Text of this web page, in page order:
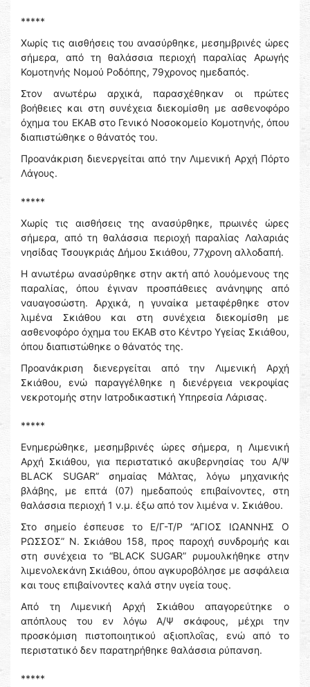
*****
Χωρίς τις αισθήσεις του ανασύρθηκε, μεσημβρινές ώρες
σήμερα, από τη θαλάσσια περιοχή παραλίας Αρωγής
Κομοτηνής Νομού Ροδόπης, 79χρονος ημεδαπός.
Στον ανωτέρω αρχικά, παρασχέθηκαν οι πρώτες
βοήθειες και στη συνέχεια διεκομίσθη με ασθενοφόρο
όχημα του ΕΚΑΒ στο Γενικό Νοσοκομείο Κομοτηνής, όπου
διαπιστώθηκε ο θάνατός του.
Προανάκριση διενεργείται από την Λιμενική Αρχή Πόρτο
Λάγους.
*****
Χωρίς τις αισθήσεις της ανασύρθηκε, πρωινές ώρες
σήμερα, από τη θαλάσσια περιοχή παραλίας Λαλαριάς
νησίδας Τσουγκριάς Δήμου Σκιάθου, 77χρονη αλλοδαπή.
Η ανωτέρω ανασύρθηκε στην ακτή από λουόμενους της
παραλίας, όπου έγιναν προσπάθειες ανάνηψης από
ναυαγοσώστη. Αρχικά, η γυναίκα μεταφέρθηκε στον
λιμένα Σκιάθου και στη συνέχεια διεκομίσθη με
ασθενοφόρο όχημα του ΕΚΑΒ στο Κέντρο Υγείας Σκιάθου,
όπου διαπιστώθηκε ο θάνατός της.
Προανάκριση διενεργείται από την Λιμενική Αρχή
Σκιάθου, ενώ παραγγέλθηκε η διενέργεια νεκροψίας
νεκροτομής στην Ιατροδικαστική Υπηρεσία Λάρισας.
*****
Ενημερώθηκε, μεσημβρινές ώρες σήμερα, η Λιμενική
Αρχή Σκιάθου, για περιστατικό ακυβερνησίας του Α/Ψ
BLACΚ SUGAR” σημαίας Μάλτας, λόγω μηχανικής
βλάβης, με επτά (07) ημεδαπούς επιβαίνοντες, στη
θαλάσσια περιοχή 1 ν.μ. έξω από τον λιμένα ν. Σκιάθου.
Στο σημείο έσπευσε το Ε/Γ-Τ/Ρ “ΑΓΙΟΣ ΙΩΑΝΝΗΣ Ο
ΡΩΣΣΟΣ” Ν. Σκιάθου 158, προς παροχή συνδρομής και
στη συνέχεια το “BLACK SUGAR” ρυμουλκήθηκε στην
λιμενολεκάνη Σκιάθου, όπου αγκυροβόλησε με ασφάλεια
και τους επιβαίνοντες καλά στην υγεία τους.
Από τη Λιμενική Αρχή Σκιάθου απαγορεύτηκε ο
απόπλους του εν λόγω Α/Ψ σκάφους, μέχρι την
προσκόμιση πιστοποιητικού αξιοπλοΐας, ενώ από το
περιστατικό δεν παρατηρήθηκε θαλάσσια ρύπανση.
*****